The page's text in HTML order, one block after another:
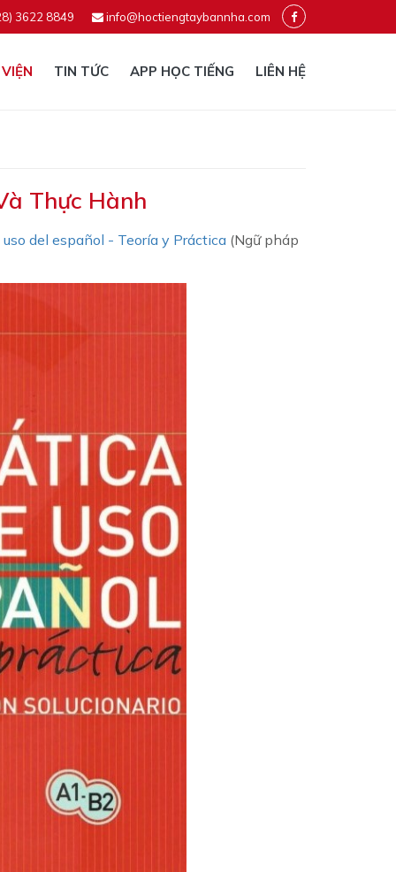
3622 8849 info@hoctiengtaybannha.com
TIN TỨC APP HỌC TIẾNG LIÊN HỆ
Thực Hành
del español - Teoría y Práctica (Ngữ pháp